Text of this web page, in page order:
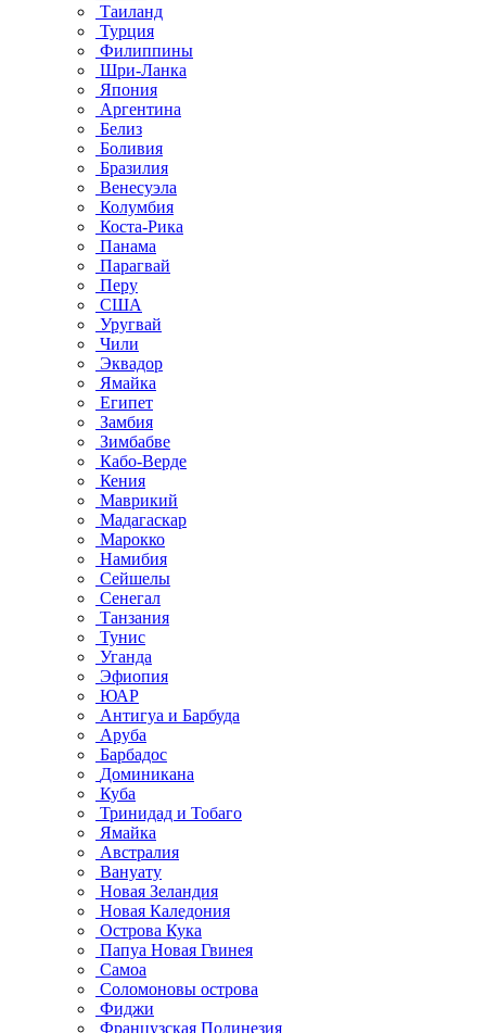
Таиланд
Турция
Филиппины
Шри-Ланка
Япония
Аргентина
Белиз
Боливия
Бразилия
Венесуэла
Колумбия
Коста-Рика
Панама
Парагвай
Перу
США
Уругвай
Чили
Эквадор
Ямайка
Египет
Замбия
Зимбабве
Кабо-Верде
Кения
Маврикий
Мадагаскар
Марокко
Намибия
Сейшелы
Сенегал
Танзания
Тунис
Уганда
Эфиопия
ЮАР
Антигуа и Барбуда
Аруба
Барбадос
Доминикана
Куба
Тринидад и Тобаго
Ямайка
Австралия
Вануату
Новая Зеландия
Новая Каледония
Острова Кука
Папуа Новая Гвинея
Самоа
Соломоновы острова
Фиджи
Французская Полинезия